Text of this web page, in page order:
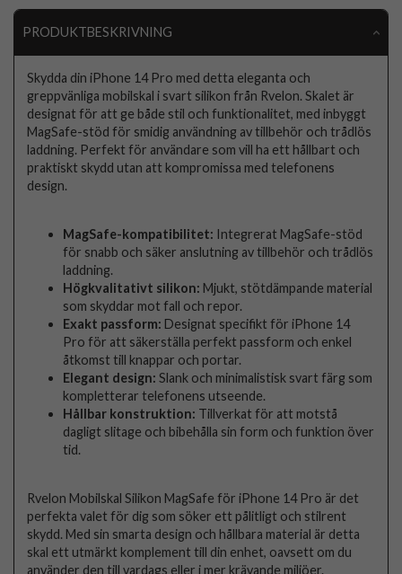
PRODUKTBESKRIVNING
Skydda din iPhone 14 Pro med detta eleganta och
greppvänliga mobilskal i svart silikon från Rvelon. Skalet är
designat för att ge både stil och funktionalitet, med inbyggt
MagSafe-stöd för smidig användning av tillbehör och trådlös
laddning. Perfekt för användare som vill ha ett hållbart och
praktiskt skydd utan att kompromissa med telefonens
design.
MagSafe-kompatibilitet: Integrerat MagSafe-stöd
för snabb och säker anslutning av tillbehör och trådlös
laddning.
Högkvalitativt silikon: Mjukt, stötdämpande material
som skyddar mot fall och repor.
Exakt passform: Designat specifikt för iPhone 14
Pro för att säkerställa perfekt passform och enkel
åtkomst till knappar och portar.
Elegant design: Slank och minimalistisk svart färg som
kompletterar telefonens utseende.
Hållbar konstruktion: Tillverkat för att motstå
dagligt slitage och bibehålla sin form och funktion över
tid.
Rvelon Mobilskal Silikon MagSafe för iPhone 14 Pro är det
perfekta valet för dig som söker ett pålitligt och stilrent
skydd. Med sin smarta design och hållbara material är detta
skal ett utmärkt komplement till din enhet, oavsett om du
använder den till vardags eller i mer krävande miljöer.